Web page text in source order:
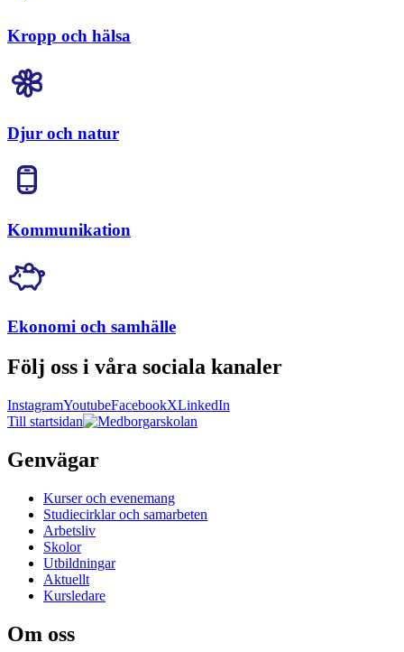
Kropp och hälsa
Djur och natur
Kommunikation
Ekonomi och samhälle
Följ oss i våra sociala kanaler
InstagramYoutubeFacebookXLinkedIn
Till startsidan
Genvägar
Kurser och evenemang
Studiecirklar och samarbeten
Arbetsliv
Skolor
Utbildningar
Aktuellt
Kursledare
Om oss